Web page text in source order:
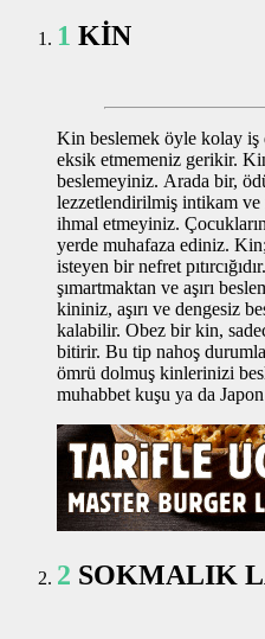
1 KİN
Kin beslemek öyle kolay iş
eksik etmemeniz gerikir.
beslemeyiniz. Arada bir,
lezzetlendirilmiş intikam ve
ihmal etmeyiniz.
yerde muhafaza ediniz.
isteyen bir nefret
şımartmaktan ve aşırı
kininiz, aşırı ve dengesiz
kalabilir. Obez bir kin,
bitirir. Bu tip nahoş
ömrü dolmuş kinlerinizi
muhabbet kuşu ya da
2 SOKMALIK